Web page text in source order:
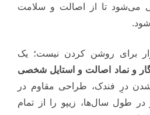
می‌شود تا از اصالت و سلامت
برای روشن کردن نیست؛ یک
و نماد اصالت و استایل شخصی
درِ فندک، طراحی مقاوم در
در طول سال‌ها، زیپو را از تمام